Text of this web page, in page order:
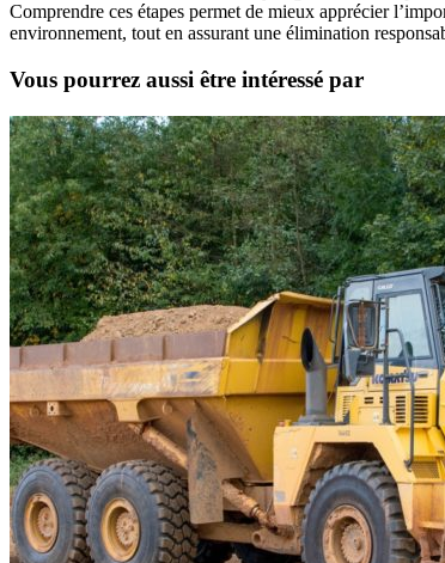
Comprendre ces étapes permet de mieux apprécier
environnement, tout en assurant une élimination
Vous pourrez aussi être intéressé par